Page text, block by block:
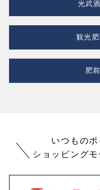
光武
観光
肥
いつものポ
ショッピング